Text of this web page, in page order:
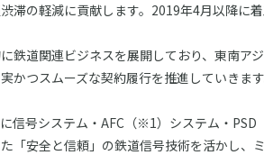
滞の軽減に貢献します。2019年4月以降に
鉄道関連ビジネスを展開しており、東南
かつスムーズな契約履行を推進していきます
信号システム・AFC（※1）システム・
「安全と信頼」の鉄道信号技術を活かし、